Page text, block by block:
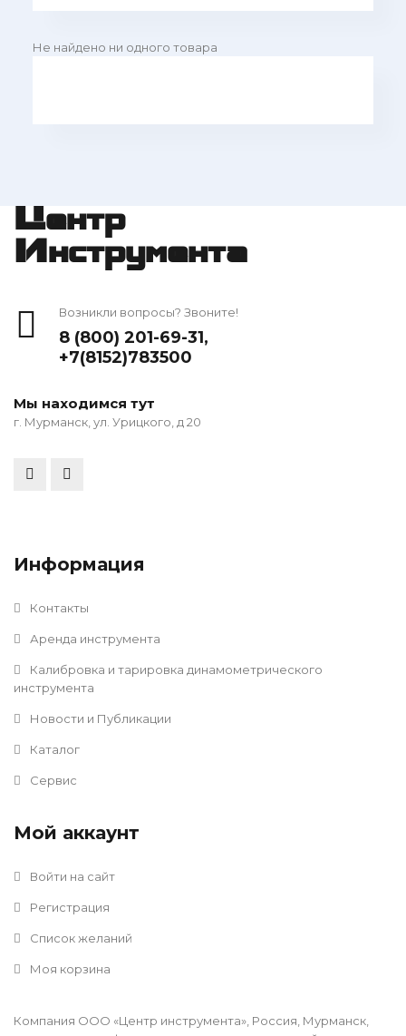
Не найдено ни одного товара
Центр
Инструмента
Возникли вопросы? Звоните!
8 (800) 201-69-31,
+7(8152)783500
Мы находимся тут
г. Мурманск, ул. Урицкого, д 20
Информация
Контакты
Аренда инструмента
Калибровка и тарировка динамометрического
инструмента
Новости и Публикации
Каталог
Сервис
Мой аккаунт
Войти на сайт
Регистрация
Список желаний
Моя корзина
Компания ООО «Центр инструмента», Россия, Мурманск,